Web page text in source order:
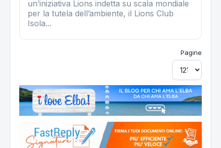
un’iniziativa Lions indetta su scala mondiale
per la tutela dell’ambiente, il Lions Club
Isola...
Pagine